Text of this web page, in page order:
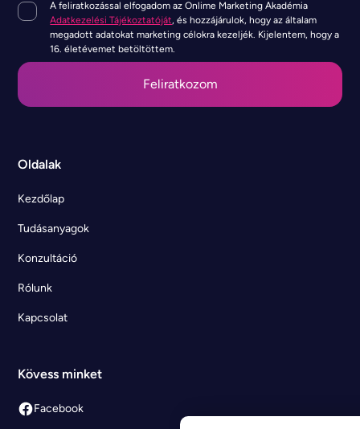
A feliratkozással elfogadom az Onlime Marketing Akadémia
Adatkezelési Tájékoztatóját, és hozzájárulok, hogy az általam
megadott adatokat marketing célokra kezeljék. Kijelentem, hogy a
16. életévemet betöltöttem.
Oldalak
Kezdőlap
Tudásanyagok
Konzultáció
Rólunk
Kapcsolat
Kövess minket
Facebook